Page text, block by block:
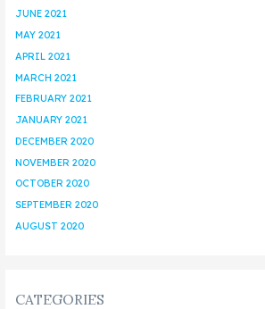
JUNE 2021
MAY 2021
APRIL 2021
MARCH 2021
FEBRUARY 2021
JANUARY 2021
DECEMBER 2020
NOVEMBER 2020
OCTOBER 2020
SEPTEMBER 2020
AUGUST 2020
CATEGORIES